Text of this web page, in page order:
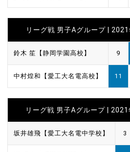
リーグ戦 男子Aグループ |
鈴木 笙【静岡学園高校】 9
中村煌和【愛工大名電高校】 11
リーグ戦 男子Aグループ |
坂井雄飛【愛工大名電中学校】 3